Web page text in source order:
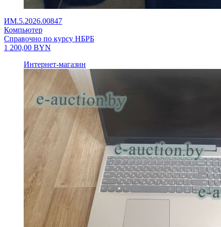
ИМ.5.2026.00847
Компьютер
Справочно по курсу НБРБ
1 200,00 BYN
Интернет-магазин